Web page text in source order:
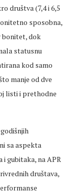
društva (7,4 i 6,5
sposobna,
bonitet, dok
statusnu
kod samo
manje od dve
listi i prethodne
sa aspekta
gubitaka, na APR
društava,